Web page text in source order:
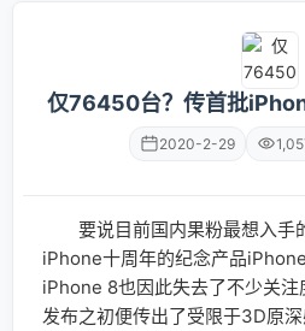
仅76450台？传首批
2020-2-29
要说目前国内果粉最想入手
iPhone十周年的纪念产品
iPhone 8也因此失去了不少关
发布之初便传出了受限于3D原